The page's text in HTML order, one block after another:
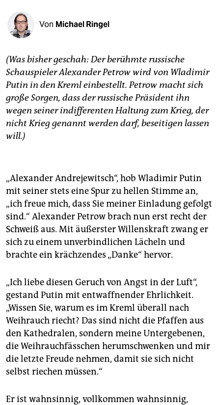
veranstaltungen
shop
fragen & hilfe
unterstützen
abo
genossenschaft
epaper login
Von Michael Ringel
(Was bisher geschah: Der berühmte russische
Schauspieler Alexander Petrow wird von Wladimir
Putin in den Kreml einbestellt. Petrow macht sich
große Sorgen, dass der russische Präsident ihn
wegen seiner indifferenten Haltung zum Krieg, der
nicht Krieg genannt werden darf, beseitigen lassen
will.)
„Alexander Andrejewitsch“, hob Wladimir Putin
mit seiner stets eine Spur zu hellen Stimme an,
„ich freue mich, dass Sie meiner Einladung gefolgt
sind.“ Alexander Petrow brach nun erst recht der
Schweiß aus. Mit äußerster Willenskraft zwang er
sich zu einem unverbindlichen Lächeln und
brachte ein krächzendes „Danke“ hervor.
„Ich liebe diesen Geruch von Angst in der Luft“,
gestand Putin mit entwaffnender Ehrlichkeit.
„Wissen Sie, warum es im Kreml überall nach
Weihrauch riecht? Das sind nicht die Pfaffen aus
den Kathedralen, sondern meine Untergebenen,
die Weihrauchfässchen herumschwenken und mir
die letzte Freude nehmen, damit sie sich nicht
selbst riechen müssen.“
Er ist wahnsinnig, vollkommen wahnsinnig,